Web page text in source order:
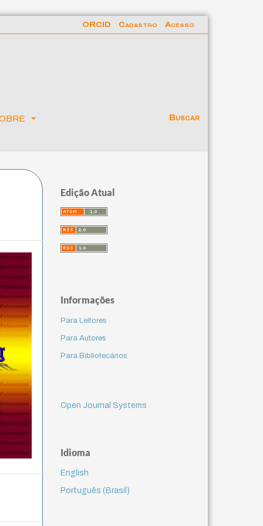
Buscar
ORCID Cadastro Acesso
Edição Atual
Informações
Para Leitores
Para Autores
Para Bibliotecários
Open Journal Systems
Idioma
English
Português (Brasil)